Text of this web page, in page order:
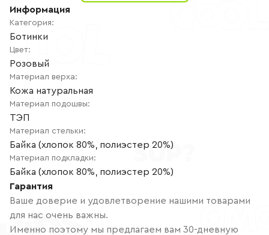
РЕГИСТРАЦИЯ
Информация
Категория:
Ботинки
Цвет:
Розовый
Материал верха:
Кожа натуральная
Материал подошвы:
ТЭП
Материал стельки:
Байка (хлопок 80%, полиэстер 20%)
Материал подкладки:
Байка (хлопок 80%, полиэстер 20%)
Гарантия
Ваше доверие и удовлетворение нашими товарами
для нас очень важны.
Именно поэтому мы предлагаем вам 30-дневную